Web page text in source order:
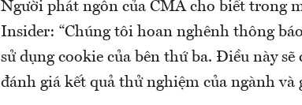
Người phát ngôn của CMA cho biết trong
Insider: “Chúng tôi hoan nghênh thông
sử dụng cookie của bên thứ ba. Điều này
đánh giá kết quả thử nghiệm của ngành và